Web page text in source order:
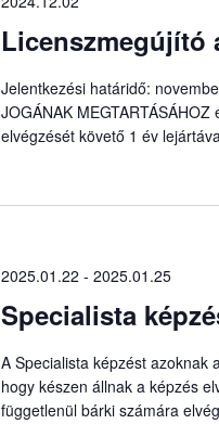
Licenszmegújító
Jelentkezési határidő:
JOGÁNAK
elvégzését követő 1 év
Specialista
2025.01.22 - 2025.01.25
A Specialista képzést azoknak
hogy készen állnak a képzés
függetlenül bárki számára